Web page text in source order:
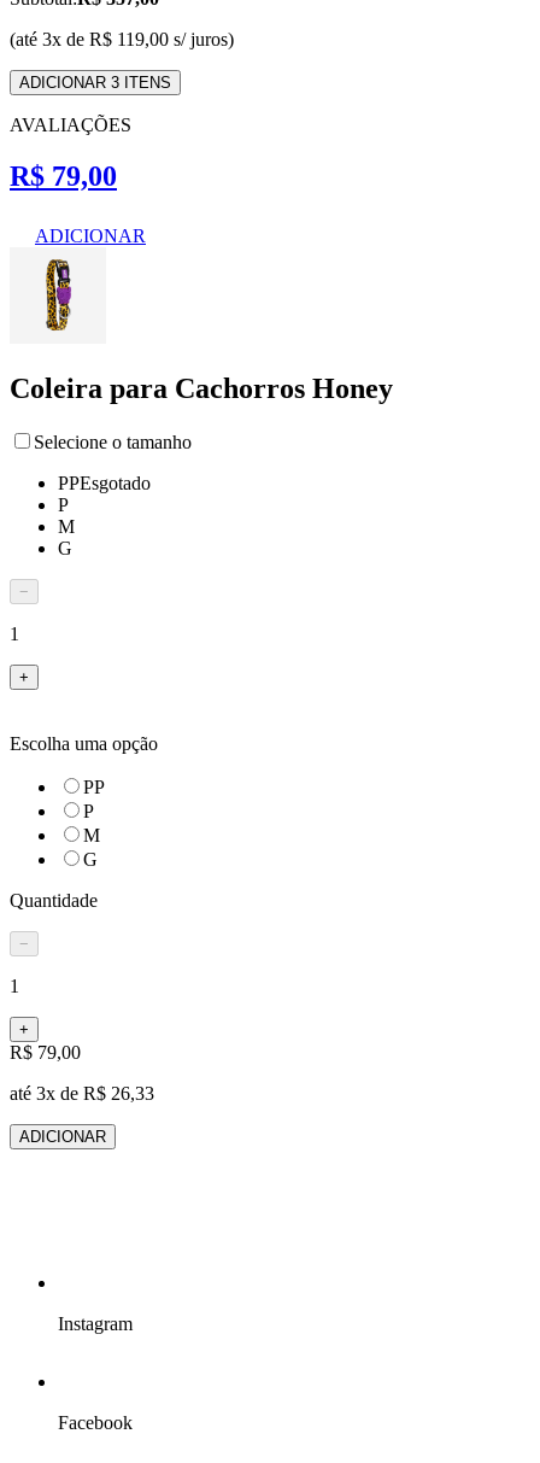
(até 3x de R$ 119,00 s/ juros)
ADICIONAR 3 ITENS
AVALIAÇÕES
R$ 79,00
ADICIONAR
Coleira para Cachorros Honey
Selecione o tamanho
PPEsgotado
P
M
G
−
1
+
Escolha uma opção
PP
P
M
G
Quantidade
−
1
+
R$ 79,00
até 3x de R$ 26,33
ADICIONAR
Instagram
Facebook